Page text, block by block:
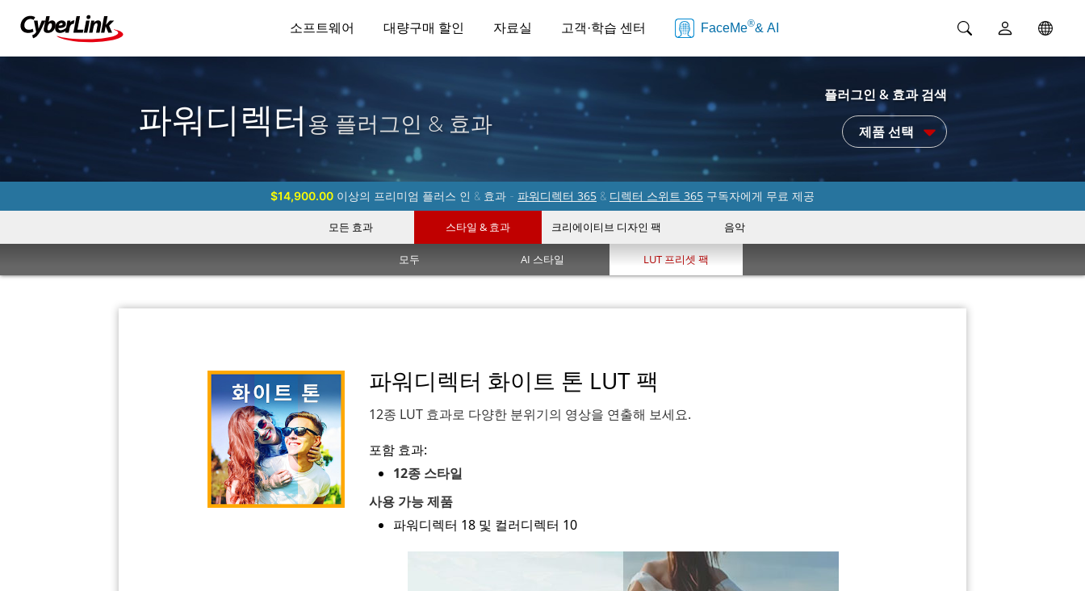
소프트웨어 대량구매 할인 자료실 고객·학습 센터 FaceMe®& AI
파워디렉터용 플러그인 & 효과
플러그인 & 효과 검색
제품 선택
$14,900.00 이상의 프리미엄 플러스 인 & 효과 - 파워디렉터 365 & 디렉터 스위트 365 구독자에게 무료 제공
모든 효과 스타일 & 효과 크리에이티브 디자인 팩 음악
모두 AI 스타일 LUT 프리셋 팩
파워디렉터 화이트 톤 LUT 팩
12종 LUT 효과로 다양한 분위기의 영상을 연출해 보세요.
포함 효과:
12종 스타일
사용 가능 제품
파워디렉터 18 및 컬러디렉터 10